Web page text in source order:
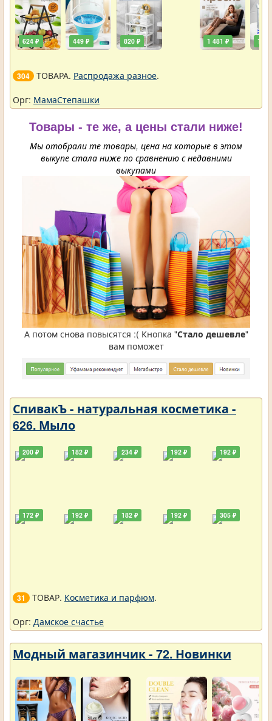
624 ₽ 449 ₽ 820 ₽ 1 481 ₽ 111
304 ТОВАРА. Распродажа разное.
Орг: МамаСтепашки
Товары - те же, а цены стали ниже!
Мы отобрали те товары, цена на которые в этом
выкупе стала ниже по сравнению с недавними
выкупами
А потом снова повысятся :( Кнопка "Стало дешевле"
вам поможет
СпивакЪ - натуральная косметика -
626. Мыло
200 ₽
172 ₽
182 ₽
192 ₽
234 ₽
182 ₽
192 ₽
192 ₽
192 ₽
305 ₽
31 ТОВАР. Косметика и парфюм.
Орг: Дамское счастье
Модный магазинчик - 72. Новинки